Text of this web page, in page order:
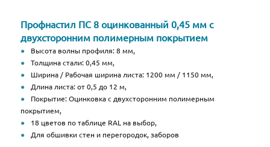
Профнастил ПС 8 оцинкованный 0,45 мм с
двухсторонним полимерным покрытием
Высота волны профиля: 8 мм,
Толщина стали: 0,45 мм,
Ширина / Рабочая ширина листа: 1200 мм / 1150 мм,
Длина листа: от 0,5 до 12 м,
Покрытие: Оцинковка с двухсторонним полимерным
покрытием,
18 цветов по таблице RAL на выбор,
Для обшивки стен и перегородок, заборов